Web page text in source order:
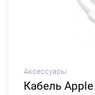
Аксессуары
Кабель Apple